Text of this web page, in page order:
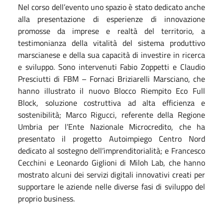
Nel corso dell’evento uno spazio è stato dedicato anche
alla presentazione di esperienze di innovazione
promosse da imprese e realtà del territorio, a
testimonianza della vitalità del sistema produttivo
marscianese e della sua capacità di investire in ricerca
e sviluppo. Sono intervenuti Fabio Zoppetti e Claudio
Presciutti di FBM – Fornaci Briziarelli Marsciano, che
hanno illustrato il nuovo Blocco Riempito Eco Full
Block, soluzione costruttiva ad alta efficienza e
sostenibilità; Marco Rigucci, referente della Regione
Umbria per l’Ente Nazionale Microcredito, che ha
presentato il progetto Autoimpiego Centro Nord
dedicato al sostegno dell’imprenditorialità; e Francesco
Cecchini e Leonardo Giglioni di Miloh Lab, che hanno
mostrato alcuni dei servizi digitali innovativi creati per
supportare le aziende nelle diverse fasi di sviluppo del
proprio business.